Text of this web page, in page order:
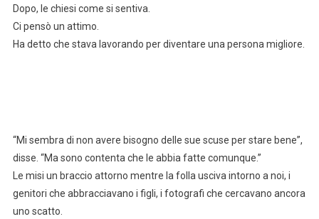
Dopo, le chiesi come si sentiva.
Ci pensò un attimo.
Ha detto che stava lavorando per diventare una persona migliore.
“Mi sembra di non avere bisogno delle sue scuse per stare bene”,
disse. “Ma sono contenta che le abbia fatte comunque.”
Le misi un braccio attorno mentre la folla usciva intorno a noi, i
genitori che abbracciavano i figli, i fotografi che cercavano ancora
uno scatto.